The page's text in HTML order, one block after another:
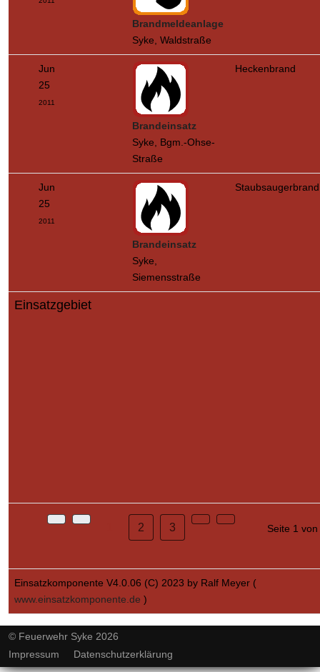
Brandmeldeanlage
Syke, Waldstraße
Jun
25
2011
Brandeinsatz
Syke, Bgm.-Ohse-
Straße
Heckenbrand
Jun
25
2011
Brandeinsatz
Syke,
Siemensstraße
Staubsaugerbrand
Seite 1 von
2 3
Einsatzkomponente V4.0.06 (C) 2023 by Ralf Meyer (
www.einsatzkomponente.de )
Einsatzgebiet
© Feuerwehr Syke 2026
Impressum
Datenschutzerklärung